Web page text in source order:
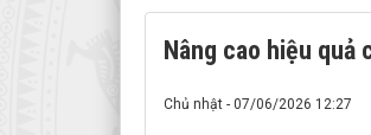
Nâng cao hiệu quả
Chủ nhật - 07/06/2026 12:27